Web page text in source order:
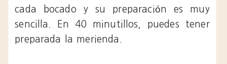
cada bocado y su preparación es muy
sencilla. En 40 minutillos, puedes tener
preparada la merienda.